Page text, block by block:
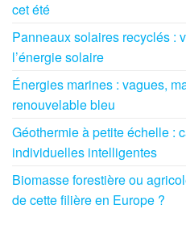
cet été
Panneaux solaires recyclés :
l’énergie solaire
Énergies marines : vagues,
renouvelable bleu
Géothermie à petite échelle :
individuelles intelligentes
Biomasse forestière ou
de cette filière en Europe ?